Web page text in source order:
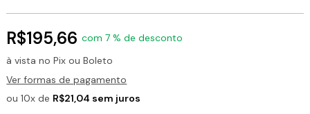
R$195,66 com 7 % de desconto
à vista no Pix ou Boleto
Ver formas de pagamento
ou 10x de R$21,04 sem juros